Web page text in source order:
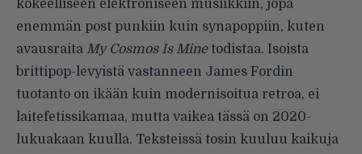
kokeelliseen elektroniseen musiikkiin, jopa
enemmän post punkiin kuin synapoppiin, kuten
avausraita My Cosmos Is Minetodistaa. Isoista
brittipop-levyistä vastanneen James Fordin
tuotanto on ikään kuin modernisoitua retroa, ei
laitefetissikamaa, mutta vaikea tässä on 2020-
lukuakaan kuulla. Teksteissä tosin kuuluu kaikuja